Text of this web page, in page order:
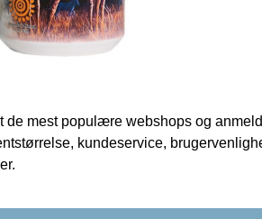
de mest populære webshops og
kundeservice,